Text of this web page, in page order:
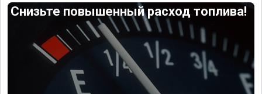
Снизьте повышенный расход топлива!